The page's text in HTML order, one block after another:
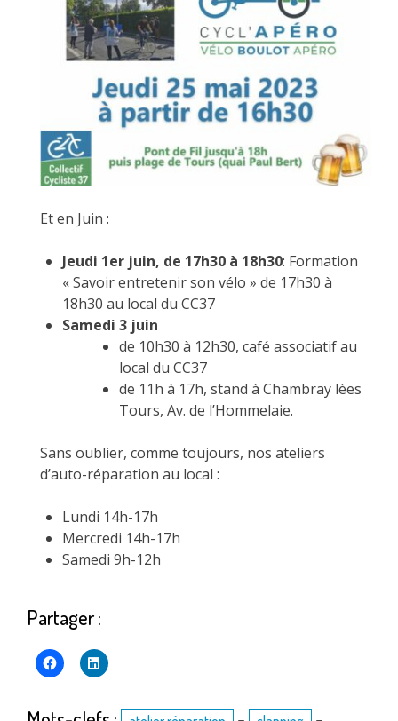
Et en Juin :
Jeudi 1er juin, de 17h30 à 18h30: Formation
« Savoir entretenir son vélo » de 17h30 à
18h30 au local du CC37
Samedi 3 juin
de 10h30 à 12h30, café associatif au
local du CC37
de 11h à 17h, stand à Chambray lèes
Tours, Av. de l’Hommelaie.
Sans oublier, comme toujours, nos ateliers
d’auto-réparation au local :
Lundi 14h-17h
Mercredi 14h-17h
Samedi 9h-12h
Partager :